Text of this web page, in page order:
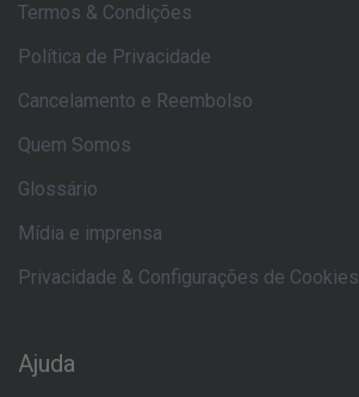
Termos & Condições
Política de Privacidade
Cancelamento e Reembolso
Quem Somos
Glossário
Mídia e imprensa
Privacidade & Configurações de Cookies
Ajuda